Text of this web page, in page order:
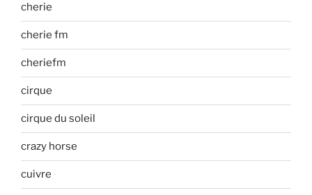
cherie
cherie fm
cheriefm
cirque
cirque du soleil
crazy horse
cuivre